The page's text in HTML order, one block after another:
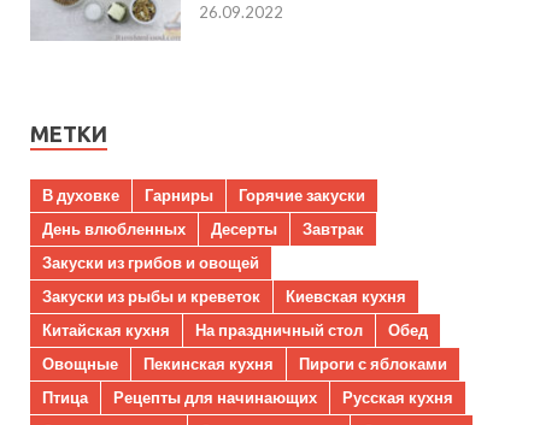
26.09.2022
МЕТКИ
В духовке Гарниры
Горячие закуски
День влюбленных
Десерты
Завтрак
Закуски из грибов и овощей
Закуски из рыбы и креветок
Киевская кухня
Китайская кухня
На праздничный стол
Обед
Овощные
Пекинская кухня
Пироги с яблоками
Птица
Рецепты для начинающих
Русская кухня